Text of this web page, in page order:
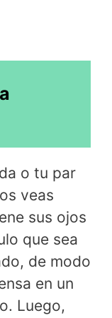
o tu par
veas
sus ojos
que sea
de modo
en un
Luego,